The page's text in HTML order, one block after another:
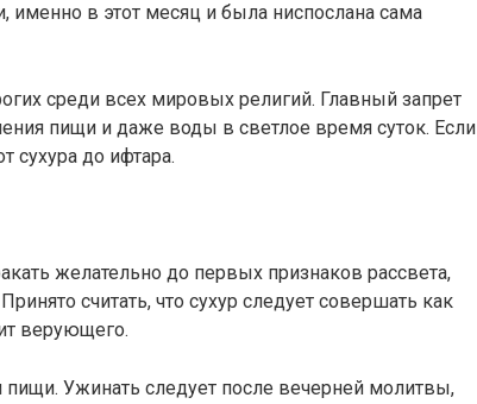
именно в этот месяц и была ниспослана сама
среди всех мировых религий. Главный запрет
пищи и даже воды в светлое время суток. Если
сухура до ифтара.
желательно до первых признаков рассвета,
считать, что сухур следует совершать как
верующего.
Ужинать следует после вечерней молитвы,